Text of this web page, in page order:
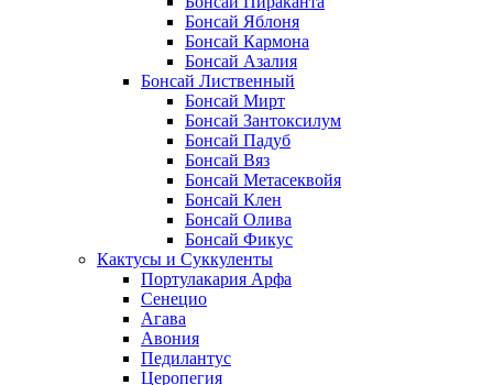
Бонсай Яблоня
Бонсай Кармона
Бонсай Азалия
Бонсай Лиственный
Бонсай Мирт
Бонсай Зантоксилум
Бонсай Падуб
Бонсай Вяз
Бонсай Метасеквойя
Бонсай Клен
Бонсай Олива
Бонсай Фикус
Кактусы и Суккуленты
Портулакария Арфа
Сенецио
Агава
Авония
Педилантус
Церопегия